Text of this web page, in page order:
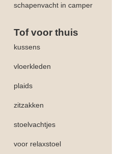
schapenvacht in camper
Tof voor thuis
kussens
vloerkleden
plaids
zitzakken
stoelvachtjes
voor relaxstoel